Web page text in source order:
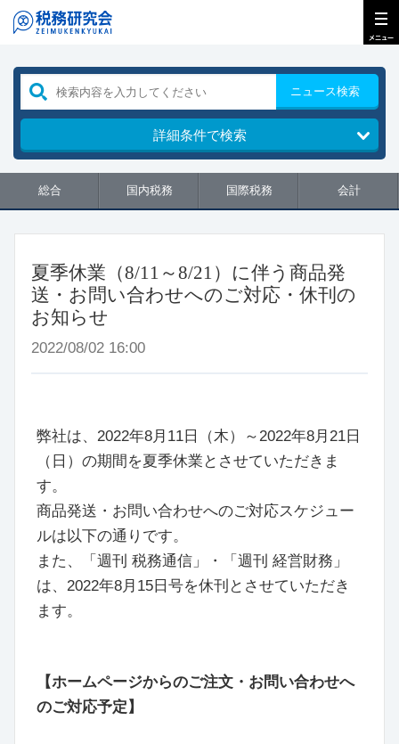
ニュース検索
詳細条件で検索
総合 国内税務 国際税務 会計
夏季休業（8/11～8/21）に伴う商品発
送・お問い合わせへのご対応・休刊の
お知らせ
2022/08/02 16:00
弊社は、2022年8月11日（木）～2022年8月21日
（日）の期間を夏季休業とさせていただきま
す。
商品発送・お問い合わせへのご対応スケジュー
ルは以下の通りです。
また、「週刊 税務通信」・「週刊 経営財務」
は、2022年8月15日号を休刊とさせていただき
ます。
【ホームページからのご注文・お問い合わせへ
のご対応予定】